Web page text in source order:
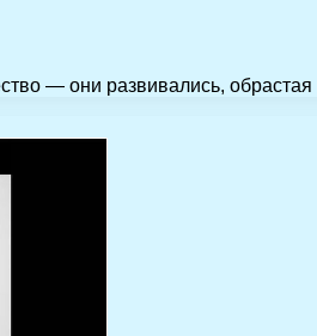
— они развивались,